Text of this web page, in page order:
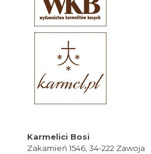
Karmelici Bosi
Zakamień 1546, 34-222 Zawoja